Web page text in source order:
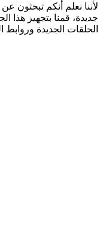
لأننا نعلم أنكم تبحثون
جديدة، قمنا بتجهيز هذا
الحلقات الجديدة وروابط